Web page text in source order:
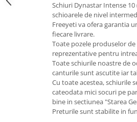
Schiuri Dynastar Intense
schioarele de nivel
Freeyeti va ofera garantia
fiecare livrare.
Toate pozele produselor
reprezentative pentru
Toate schiurile noastre de
canturile sunt ascutite iar
Cu toate acestea, schiurile
cateodata mici socuri pe
bine in sectiunea "Starea
Preturile sunt stabilite in